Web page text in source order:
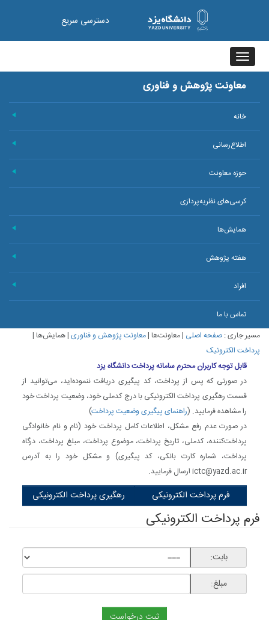
دسترسی سریع
Toggle
navigation
معاونت پژوهش و فناوری
خانه
اطلاع‌رسانی
حوزه معاونت
کرسی‌های نظریه‌پردازی
همایش‌ها
هفته پژوهش
افراد
تماس با ما
مسیر جاری :صفحه اصلی |معاونت‌ها|معاونت پژوهش و فناوری|همایش‌ها|
پرداخت الکترونیک
قابل توجه کاربران محترم سامانه پرداخت دانشگاه یزد
در صورتی که پس از پرداخت، کد پیگیری دریافت ننموده‌اید، می‌توانید از
قسمت رهگیری پرداخت الکترونیکی با درج کدملی خود، وضعیت پرداخت خود
را مشاهده فرمایید. (راهنمای پیگیری وضعیت پرداخت)
در صورت عدم رفع مشکل، اطلاعات کامل پرداخت خود (نام و نام خانوادگی
پرداخت‌کننده، کدملی، تاریخ پرداخت، موضوع پرداخت، مبلغ پرداخت، درگاه
پرداخت، شماره کارت بانکی، کد پیگیری) و مشکل خود را به آدرس
ictc@yazd.ac.ir ارسال فرمایید.
فرم پرداخت الکترونیکی
بابت:
مبلغ: